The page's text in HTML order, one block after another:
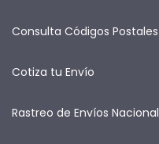
Consulta Códigos Postales
Cotiza tu Envío
Rastreo de Envíos Nacional